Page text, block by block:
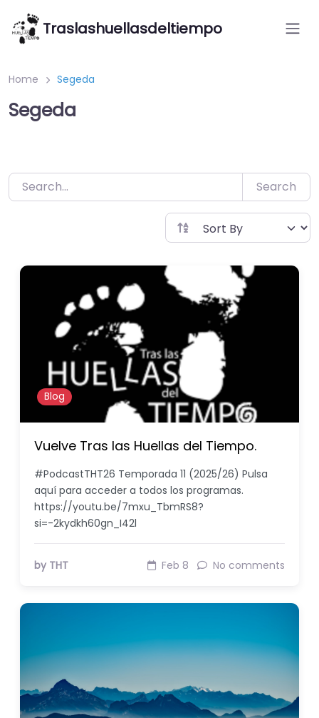
Saltar
contenido
Traslashuellasdeltiempo
Home Segeda
Segeda
Search
Blog
Vuelve Tras las Huellas del Tiempo.
#PodcastTHT26 Temporada 11 (2025/26) Pulsa
aquí para acceder a todos los programas.
https://youtu.be/7mxu_TbmRS8?
si=-2kydkh60gn_I42l
by THT Feb 8 No comments